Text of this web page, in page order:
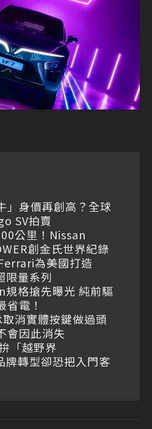
」身價再創高？全球
SV拍賣
公里！Nissan
創金氏世界紀錄
為美國打造
量系列
格搶先曝光 純前驅
省電！
消實體按鍵做過頭
會因此消失
「越野界
轉型卻恐把入門客